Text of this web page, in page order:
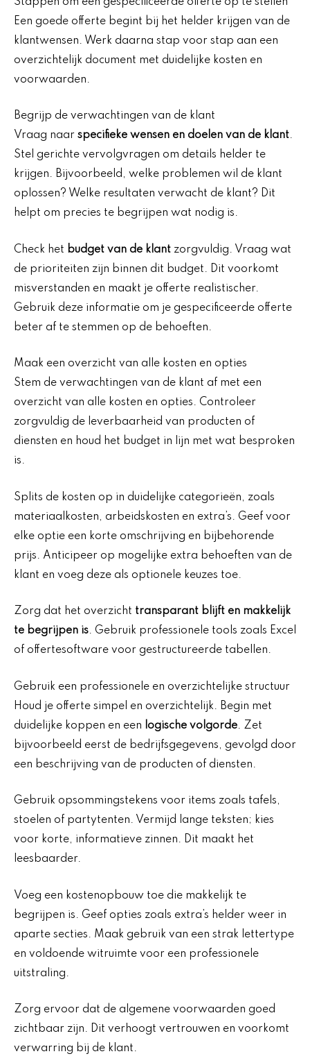
Een goede offerte begint bij het helder krijgen van de
klantwensen. Werk daarna stap voor stap aan een
overzichtelijk document met duidelijke kosten en
voorwaarden.
Begrijp de verwachtingen van de klant
Vraag naar specifieke wensen en doelen van de klant.
Stel gerichte vervolgvragen om details helder te
krijgen. Bijvoorbeeld, welke problemen wil de klant
oplossen? Welke resultaten verwacht de klant? Dit
helpt om precies te begrijpen wat nodig is.
Check het budget van de klant zorgvuldig. Vraag wat
de prioriteiten zijn binnen dit budget. Dit voorkomt
misverstanden en maakt je offerte realistischer.
Gebruik deze informatie om je gespecificeerde offerte
beter af te stemmen op de behoeften.
Maak een overzicht van alle kosten en opties
Stem de verwachtingen van de klant af met een
overzicht van alle kosten en opties. Controleer
zorgvuldig de leverbaarheid van producten of
diensten en houd het budget in lijn met wat besproken
is.
Splits de kosten op in duidelijke categorieën, zoals
materiaalkosten, arbeidskosten en extra’s. Geef voor
elke optie een korte omschrijving en bijbehorende
prijs. Anticipeer op mogelijke extra behoeften van de
klant en voeg deze als optionele keuzes toe.
Zorg dat het overzicht transparant blijft en makkelijk
te begrijpen is. Gebruik professionele tools zoals Excel
of offertesoftware voor gestructureerde tabellen.
Gebruik een professionele en overzichtelijke structuur
Houd je offerte simpel en overzichtelijk. Begin met
duidelijke koppen en een
logische volgorde. Zet
bijvoorbeeld eerst de bedrijfsgegevens, gevolgd door
een beschrijving van de producten of diensten.
Gebruik opsommingstekens voor items zoals tafels,
stoelen of partytenten. Vermijd lange teksten; kies
voor korte, informatieve zinnen. Dit maakt het
leesbaarder.
Voeg een kostenopbouw toe die makkelijk te
begrijpen is. Geef opties zoals extra’s helder weer in
aparte secties. Maak gebruik van een strak lettertype
en voldoende witruimte voor een professionele
uitstraling.
Zorg ervoor dat de algemene voorwaarden goed
zichtbaar zijn. Dit verhoogt vertrouwen en voorkomt
verwarring bij de klant.